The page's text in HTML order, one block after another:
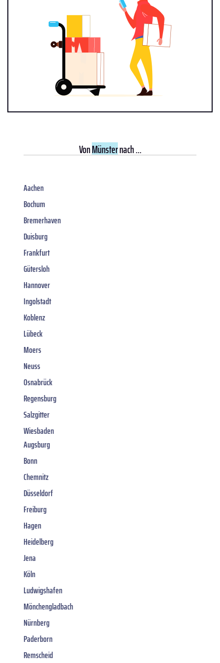
VonMünsternach ...
Aachen
Bochum
Bremerhaven
Duisburg
Frankfurt
Gütersloh
Hannover
Ingolstadt
Koblenz
Lübeck
Moers
Neuss
Osnabrück
Regensburg
Salzgitter
Wiesbaden
Augsburg
Bonn
Chemnitz
Düsseldorf
Freiburg
Hagen
Heidelberg
Jena
Köln
Ludwigshafen
Mönchengladbach
Nürnberg
Paderborn
Remscheid